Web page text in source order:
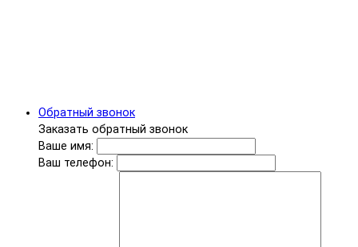
Обратный звонок
Заказать обратный звонок
Ваше имя:
Ваш телефон: